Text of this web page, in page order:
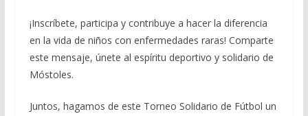
¡Inscríbete, participa y contribuye a hacer la diferencia
en la vida de niños con enfermedades raras! Comparte
este mensaje, únete al espíritu deportivo y solidario de
Móstoles.
Juntos, hagamos de este Torneo Solidario de Fútbol un